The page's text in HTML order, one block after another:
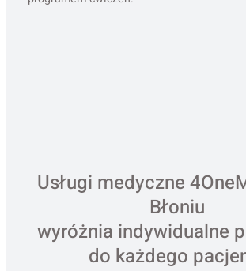
Usługi medyczne
Błoniu
wyróżnia indywidualne
do każdego